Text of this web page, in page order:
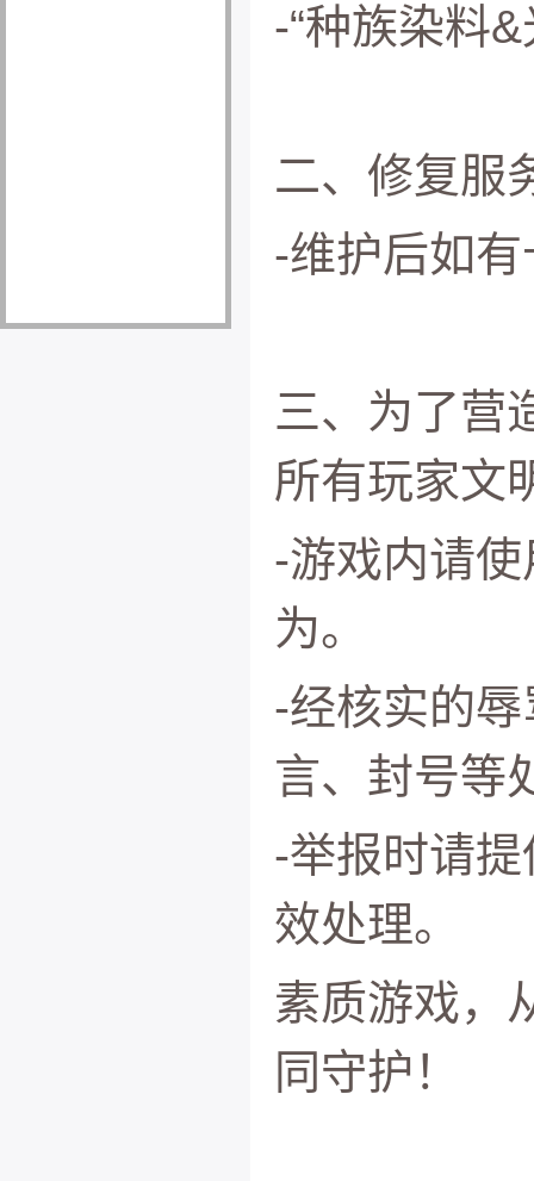
-“种族染料
二、 修复服
-维护后如
三、为了营
所有玩家文
-游戏内请
为。
-经核实的
言、封号等
-举报时请
效处理。
素质游戏，
同守护！